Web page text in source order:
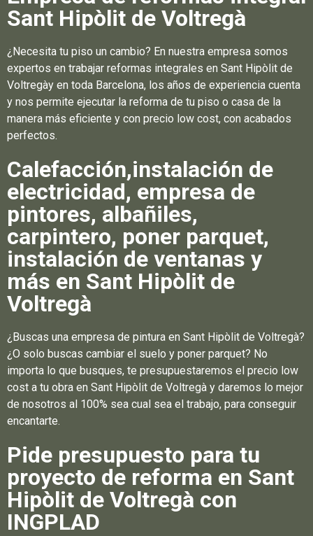
Sant Hipòlit de Voltregà
¿Necesita tu piso un cambio? En nuestra empresa somos
expertos en trabajar reformas integrales en Sant Hipòlit de
Voltregày en toda Barcelona, los años de experiencia cuenta
y nos permite ejecutar la reforma de tu piso o casa de la
manera más eficiente y con precio low cost, con acabados
perfectos.
Calefacción,instalación de
electricidad, empresa de
pintores, albañiles,
carpintero, poner parquet,
instalación de ventanas y
más en Sant Hipòlit de
Voltregà
¿Buscas una empresa de pintura en Sant Hipòlit de Voltregà?
¿O solo buscas cambiar el suelo y poner parquet? No
importa lo que busques, te presupuestaremos el precio low
cost a tu obra en Sant Hipòlit de Voltregà y daremos lo mejor
de nosotros al 100% sea cual sea el trabajo, para conseguir
encantarte.
Pide presupuesto para tu
proyecto de reforma en Sant
Hipòlit de Voltregà con
INGPLAD